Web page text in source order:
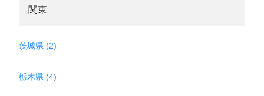
関東
茨城県 (2)
栃木県 (4)